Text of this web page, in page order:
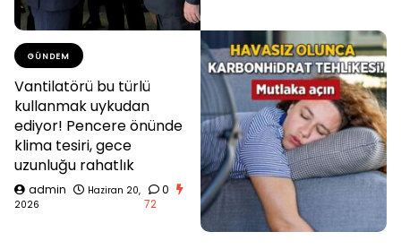
GÜNDEM
Vantilatörü bu türlü
kullanmak uykudan
ediyor! Pencere önünde
klima tesiri, gece
uzunluğu rahatlık
admin
Haziran 20,
2026
0
72